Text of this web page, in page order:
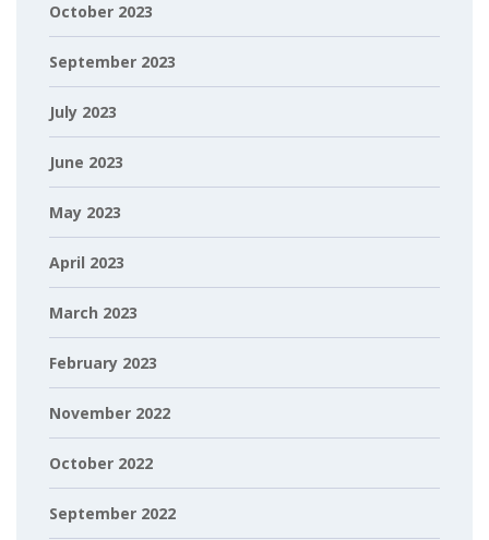
October 2023
September 2023
July 2023
June 2023
May 2023
April 2023
March 2023
February 2023
November 2022
October 2022
September 2022